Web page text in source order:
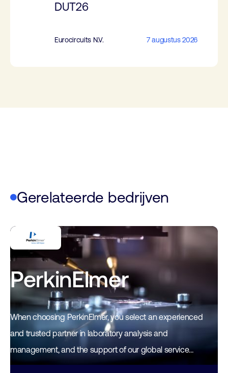
DUT26
Eurocircuits N.V. 7 augustus 2026
Gerelateerde bedrijven
PerkinElmer
When choosing PerkinElmer, you select an experienced
and trusted partner in laboratory analysis and
management, and the support of our global service
network and distribution centers, providing the right